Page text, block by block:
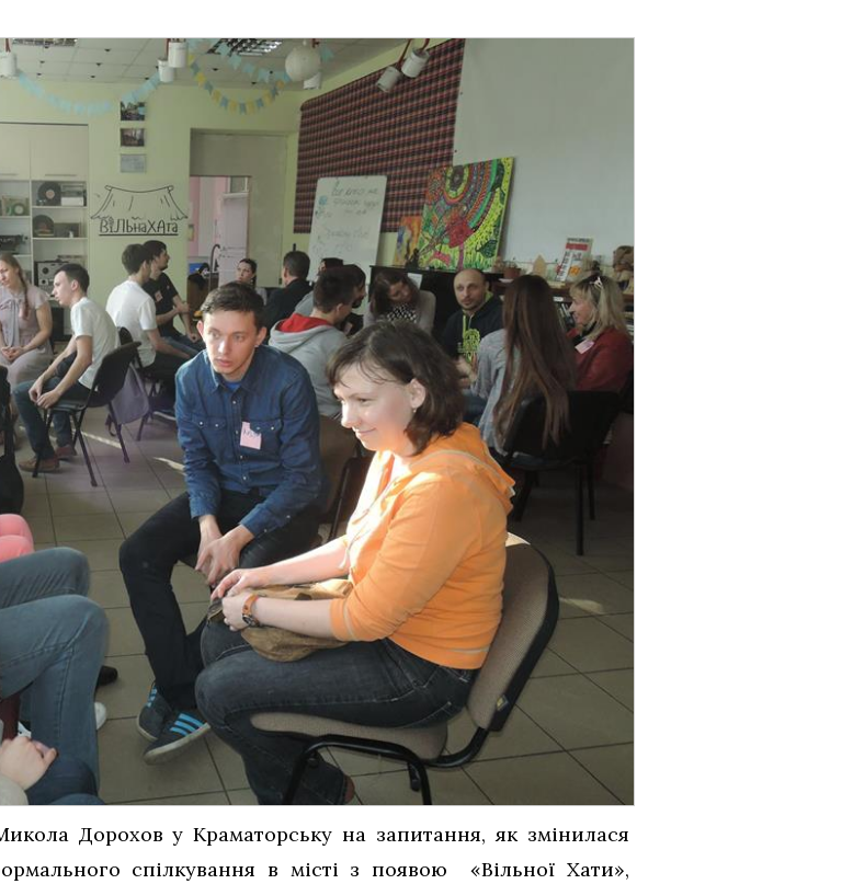
Дорохов у Краматорську на запитання, як змінилася
спілкування в місті з появою «Вільної Хати»,